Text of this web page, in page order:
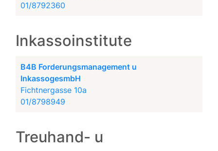
01/8792360
Inkassoinstitute
B4B Forderungsmanagement u
InkassogesmbH
Fichtnergasse 10a
01/8798949
Treuhand- u